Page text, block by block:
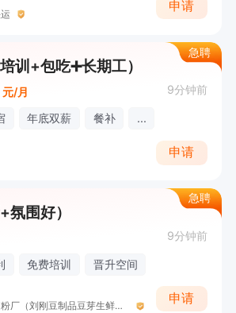
申请
急聘
训+包吃➕长期工）
元/月 9分钟前
年底双薪 餐补 ...
申请
急聘
围好）
9分钟前
免费培训 晋升空间
潢川县炮楼淀粉厂（刘刚豆制品豆芽生鲜批发）
申请